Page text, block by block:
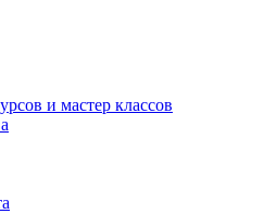
и мастер классов